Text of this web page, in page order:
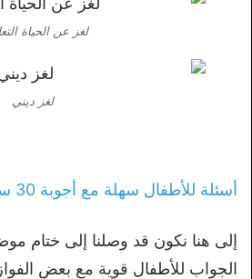
لغز عن الحياة
لغز ديني
أسئلة للأطفال سهلة مع أجوبة 30 سؤالًا للأطفال
إلى هنا نكون قد وصلنا إلى ختام
الجواب للأطفال قوية مع بعض